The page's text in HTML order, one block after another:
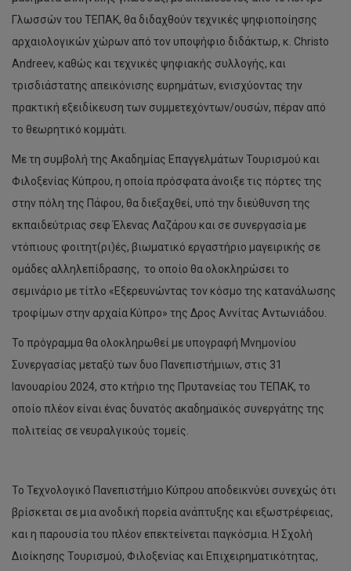
Γλωσσών του ΤΕΠΑΚ, θα διδαχθούν τεχνικές ψηφιοποίησης
αρχαιολογικών χώρων από τον υποψήφιο διδάκτωρ, κ. Christo
Andreev, καθώς και τεχνικές ψηφιακής συλλογής, και
τρισδιάστατης απεικόνισης ευρημάτων, ενισχύοντας την
πρακτική εξειδίκευση των συμμετεχόντων/ουσών, πέραν από
το θεωρητικό κομμάτι.
Με τη συμβολή της Ακαδημίας Επαγγελμάτων Τουρισμού και
Φιλοξενίας Κύπρου, η οποία πρόσφατα άνοιξε τις πόρτες της
στην πόλη της Πάφου, θα διεξαχθεί, υπό την διεύθυνση της
εκπαιδεύτριας σεφ Έλενας Λαζάρου και σε συνεργασία με
ντόπιους φοιτητ(ρι)ές, βιωματικό εργαστήριο μαγειρικής σε
ομάδες αλληλεπίδρασης, το οποίο θα ολοκληρώσει το
σεμινάριο με τίτλο «Εξερευνώντας τον κόσμο της κατανάλωσης
τροφίμων στην αρχαία Κύπρο» της Δρος Αννίτας Αντωνιάδου.
Το πρόγραμμα θα ολοκληρωθεί με υπογραφή Μνημονίου
Συνεργασίας μεταξύ των δυο Πανεπιστήμιων, στις 31
Ιανουαρίου 2024, στο κτήριο της Πρυτανείας του ΤΕΠΑΚ, το
οποίο πλέον είναι ένας δυνατός ακαδημαϊκός συνεργάτης της
πολιτείας σε νευραλγικούς τομείς.
Το Τεχνολογικό Πανεπιστήμιο Κύπρου αποδεικνύει συνεχώς ότι
βρίσκεται σε μια ανοδική πορεία ανάπτυξης και εξωστρέφειας,
και η παρουσία του πλέον επεκτείνεται παγκόσμια. Η Σχολή
Διοίκησης Τουρισμού, Φιλοξενίας και Επιχειρηματικότητας,